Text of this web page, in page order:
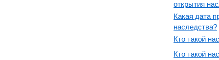
открытия
Какая дата
наследства?
Кто такой
Кто такой